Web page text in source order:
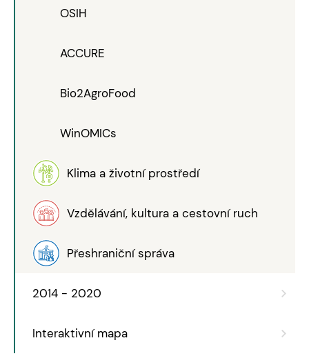
OSIH
ACCURE
Bio2AgroFood
WinOMICs
Klima a životní prostředí
Vzdělávání, kultura a cestovní ruch
Přeshraniční správa
2014 - 2020
Interaktivní mapa